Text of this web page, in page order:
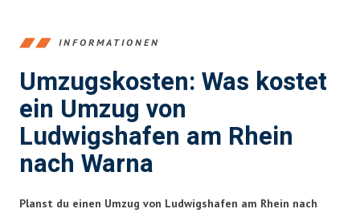
INFORMATIONEN
Umzugskosten: Was kostet
ein Umzug von
Ludwigshafen am Rhein
nach Warna
Planst du einen Umzug von Ludwigshafen am Rhein nach